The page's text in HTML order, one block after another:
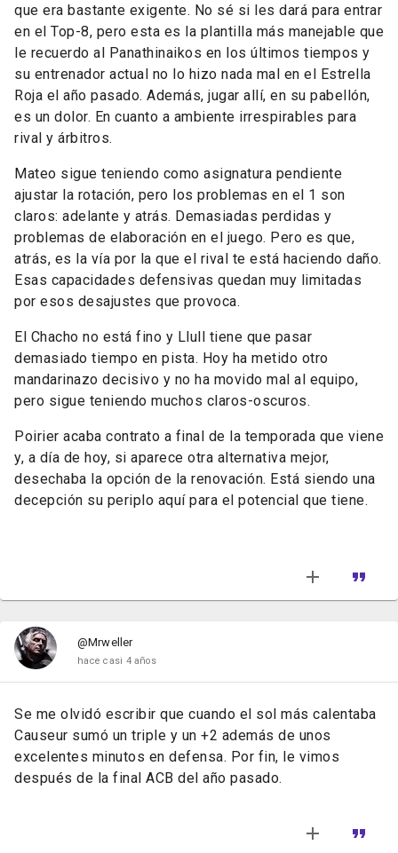
que era bastante exigente. No sé si les dará para entrar
en el Top-8, pero esta es la plantilla más manejable que
le recuerdo al Panathinaikos en los últimos tiempos y
su entrenador actual no lo hizo nada mal en el Estrella
Roja el año pasado. Además, jugar allí, en su pabellón,
es un dolor. En cuanto a ambiente irrespirables para
rival y árbitros.
Mateo sigue teniendo como asignatura pendiente
ajustar la rotación, pero los problemas en el 1 son
claros: adelante y atrás. Demasiadas perdidas y
problemas de elaboración en el juego. Pero es que,
atrás, es la vía por la que el rival te está haciendo daño.
Esas capacidades defensivas quedan muy limitadas
por esos desajustes que provoca.
El Chacho no está fino y Llull tiene que pasar
demasiado tiempo en pista. Hoy ha metido otro
mandarinazo decisivo y no ha movido mal al equipo,
pero sigue teniendo muchos claros-oscuros.
Poirier acaba contrato a final de la temporada que viene
y, a día de hoy, si aparece otra alternativa mejor,
desechaba la opción de la renovación. Está siendo una
decepción su periplo aquí para el potencial que tiene.
@Mrweller
hace casi 4 años
Se me olvidó escribir que cuando el sol más calentaba
Causeur sumó un triple y un +2 además de unos
excelentes minutos en defensa. Por fin, le vimos
después de la final ACB del año pasado.